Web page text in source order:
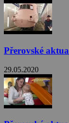
Přerovské
29.05.2020